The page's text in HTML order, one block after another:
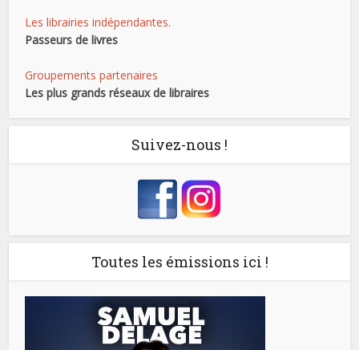
Les librairies indépendantes.
Passeurs de livres
Groupements partenaires
Les plus grands réseaux de libraires
Suivez-nous !
Toutes les émissions ici !